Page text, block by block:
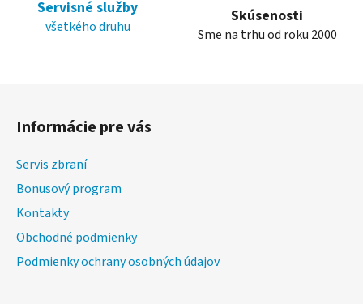
Servisné služby
všetkého druhu
Skúsenosti
Sme na trhu od roku 2000
Informácie pre vás
Servis zbraní
Bonusový program
Kontakty
Obchodné podmienky
Podmienky ochrany osobných údajov